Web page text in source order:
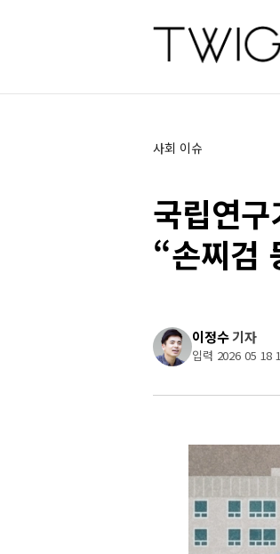
사회 이슈
국립연
“손찌검
이정수기자
입력 2026 05 18